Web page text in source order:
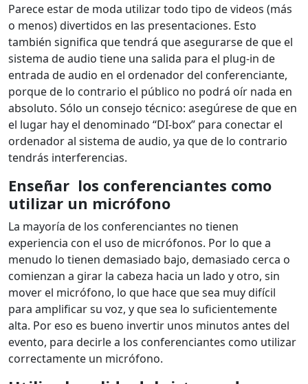
Parece estar de moda utilizar todo tipo de videos (más
o menos) divertidos en las presentaciones. Esto
también significa que tendrá que asegurarse de que el
sistema de audio tiene una salida para el plug-in de
entrada de audio en el ordenador del conferenciante,
porque de lo contrario el público no podrá oír nada en
absoluto. Sólo un consejo técnico: asegúrese de que en
el lugar hay el denominado “DI-box” para conectar el
ordenador al sistema de audio, ya que de lo contrario
tendrás interferencias.
Enseñar los conferenciantes como
utilizar un micrófono
La mayoría de los conferenciantes no tienen
experiencia con el uso de micrófonos. Por lo que a
menudo lo tienen demasiado bajo, demasiado cerca o
comienzan a girar la cabeza hacia un lado y otro, sin
mover el micrófono, lo que hace que sea muy difícil
para amplificar su voz, y que sea lo suficientemente
alta. Por eso es bueno invertir unos minutos antes del
evento, para decirle a los conferenciantes como utilizar
correctamente un micrófono.